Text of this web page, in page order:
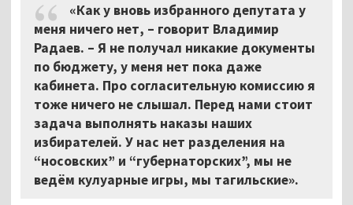
«Как у вновь избранного депутата у
меня ничего нет, – говорит Владимир
Радаев. – Я не получал никакие документы
по бюджету, у меня нет пока даже
кабинета. Про согласительную комиссию я
тоже ничего не слышал. Перед нами стоит
задача выполнять наказы наших
избирателей. У нас нет разделения на
“носовских” и “губернаторских”, мы не
ведём кулуарные игры, мы тагильские».